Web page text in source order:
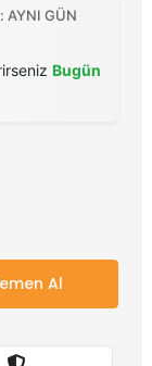
AYNI GÜN
Bugün
Al